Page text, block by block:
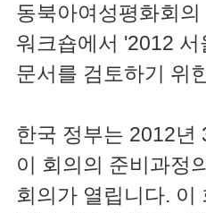
동북아여성평화회
워크숍에서 '2012
문서를 검토하기 위
한국 정부는 2012년
이 회의의 준비과정
회의가 열립니다.